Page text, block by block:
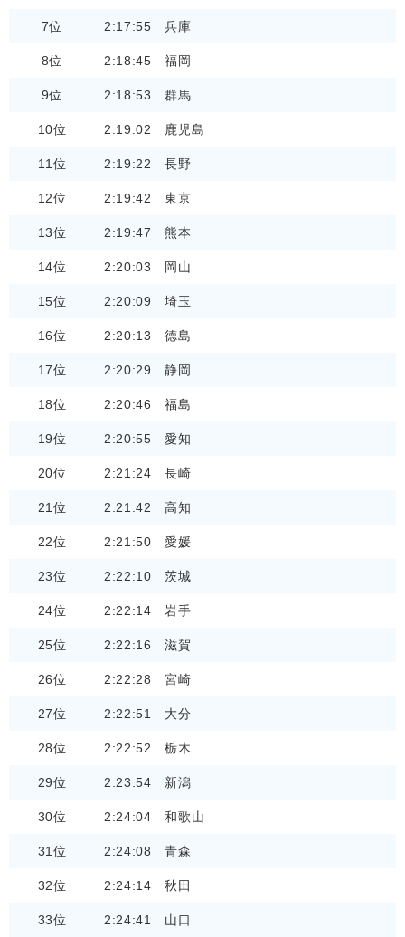
7位 2:17:55 兵庫
8位 2:18:45 福岡
9位 2:18:53 群馬
10位 2:19:02 鹿児島
11位 2:19:22 長野
12位 2:19:42 東京
13位 2:19:47 熊本
14位 2:20:03 岡山
15位 2:20:09 埼玉
16位 2:20:13 徳島
17位 2:20:29 静岡
18位 2:20:46 福島
19位 2:20:55 愛知
20位 2:21:24 長崎
21位 2:21:42 高知
22位 2:21:50 愛媛
23位 2:22:10 茨城
24位 2:22:14 岩手
25位 2:22:16 滋賀
26位 2:22:28 宮崎
27位 2:22:51 大分
28位 2:22:52 栃木
29位 2:23:54 新潟
30位 2:24:04 和歌山
31位 2:24:08 青森
32位 2:24:14 秋田
33位 2:24:41 山口